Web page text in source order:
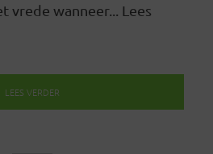
vrede wanneer... Lees
LEES VERDER